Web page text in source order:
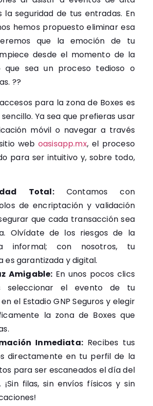
la seguridad de tus entradas. En
hemos propuesto eliminar esa
que la emoción de tu
desde el momento de la
que sea un proceso tedioso o
??
para la zona de Boxes es
Ya sea que prefieras usar
móvil o navegar a través
web oasisapp.mx, el proceso
para ser intuitivo y, sobre todo,
Total:Contamos con
de encriptación y validación
que cada transacción sea
Olvídate de los riesgos de la
informal; con nosotros, tu
es garantizada y digital.
Amigable: En unos pocos clics
seleccionar el evento de tu
el Estadio GNP Seguros y elegir
la zona de Boxes que
Inmediata:Recibes tus
directamente en tu perfil de la
para ser escaneados el día del
¡Sin filas, sin envíos físicos y sin